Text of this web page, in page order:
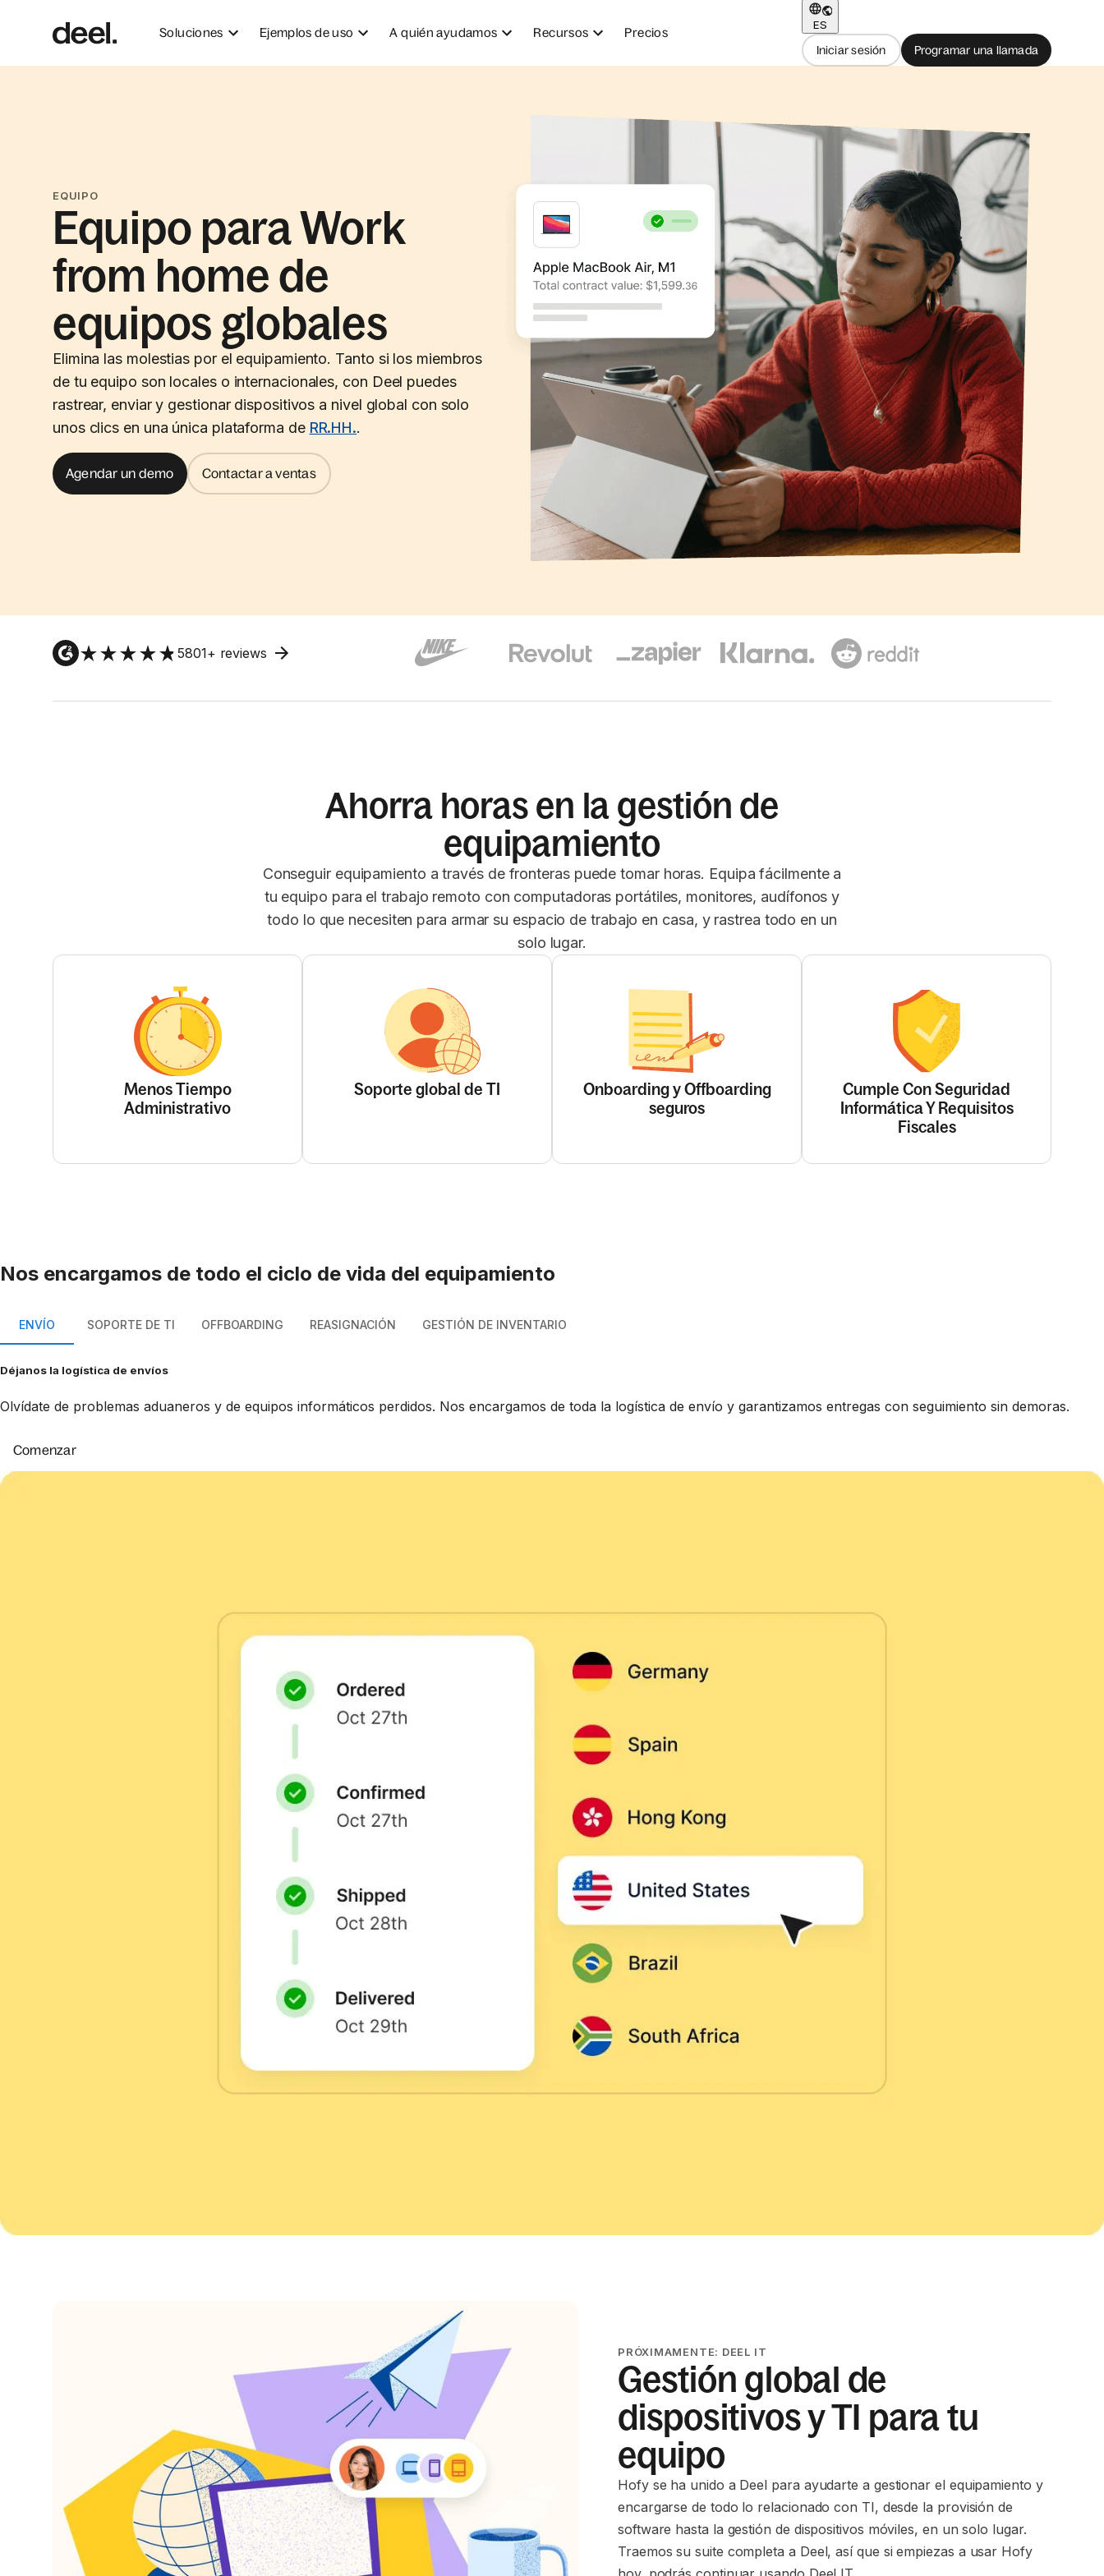
Soluciones Ejemplos de uso A quién ayudamos Recursos Precios
ES
Iniciar sesión
Programar una llamada
EQUIPO
Equipo para Work
from home de
equipos globales
Elimina las molestias por el equipamiento. Tanto si los miembros
de tu equipo son locales o internacionales, con Deel puedes
rastrear, enviar y gestionar dispositivos a nivel global con solo
unos clics en una única plataforma de RR.HH..
Agendar un demo Contactar a ventas
5801+ reviews
Ahorra horas en la gestión de
equipamiento
Conseguir equipamiento a través de fronteras puede tomar horas. Equipa fácilmente a
tu equipo para el trabajo remoto con computadoras portátiles, monitores, audífonos y
todo lo que necesiten para armar su espacio de trabajo en casa, y rastrea todo en un
solo lugar.
Menos Tiempo
Administrativo
Soporte global de TI
Onboarding y Offboarding
seguros
Cumple Con Seguridad
Informática Y Requisitos
Fiscales
Nos encargamos de todo el ciclo de vida del equipamiento
ENVÍO SOPORTE DE TI OFFBOARDING REASIGNACIÓN GESTIÓN DE INVENTARIO
Déjanos la logística de envíos
Olvídate de problemas aduaneros y de equipos informáticos perdidos. Nos encargamos de toda la logística de envío y garantizamos entregas con seguimiento sin demoras.
Comenzar
PRÓXIMAMENTE: DEEL IT
Gestión global de
dispositivos y TI para tu
equipo
Hofy se ha unido a Deel para ayudarte a gestionar el equipamiento y
encargarse de todo lo relacionado con TI, desde la provisión de
software hasta la gestión de dispositivos móviles, en un solo lugar.
Traemos su suite completa a Deel, así que si empiezas a usar Hofy